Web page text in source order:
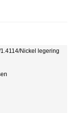
Nickel legering